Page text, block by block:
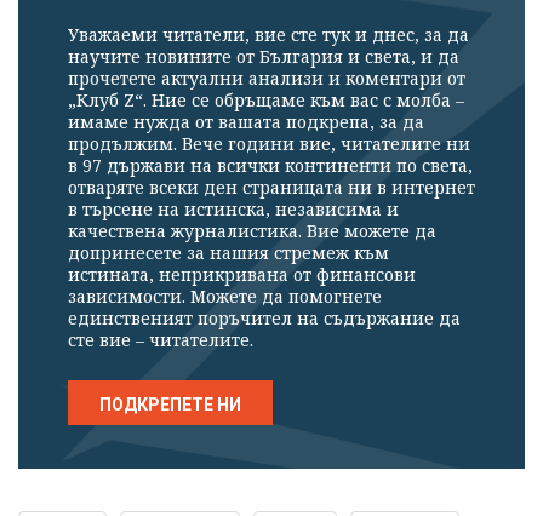
Уважаеми читатели, вие сте тук и днес, за да
научите новините от България и света, и да
прочетете актуални анализи и коментари от
„Клуб Z“. Ние се обръщаме към вас с молба –
имаме нужда от вашата подкрепа, за да
продължим. Вече години вие, читателите ни
в 97 държави на всички континенти по света,
отваряте всеки ден страницата ни в интернет
в търсене на истинска, независима и
качествена журналистика. Вие можете да
допринесете за нашия стремеж към
истината, неприкривана от финансови
зависимости. Можете да помогнете
единственият поръчител на съдържание да
сте вие – читателите.
ПОДКРЕПЕТЕ НИ